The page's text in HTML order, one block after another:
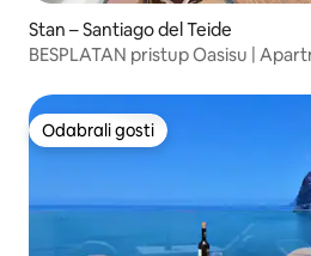
Stan – Santiago del Teide
BESPLATAN pristup Oasisu |
Odabrali gosti
Odabrali gosti